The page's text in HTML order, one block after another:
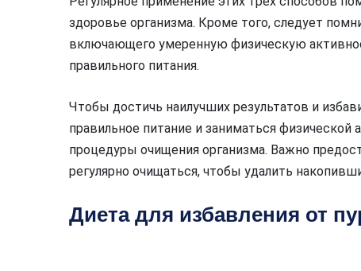
здоровье организма. Кроме того, следует
включающего умеренную физическую
правильного питания.
Чтобы достичь наилучших результатов и
правильное питание и заниматься физической
процедуры очищения организма. Важно
регулярно очищаться, чтобы удалить
Диета для избавления от